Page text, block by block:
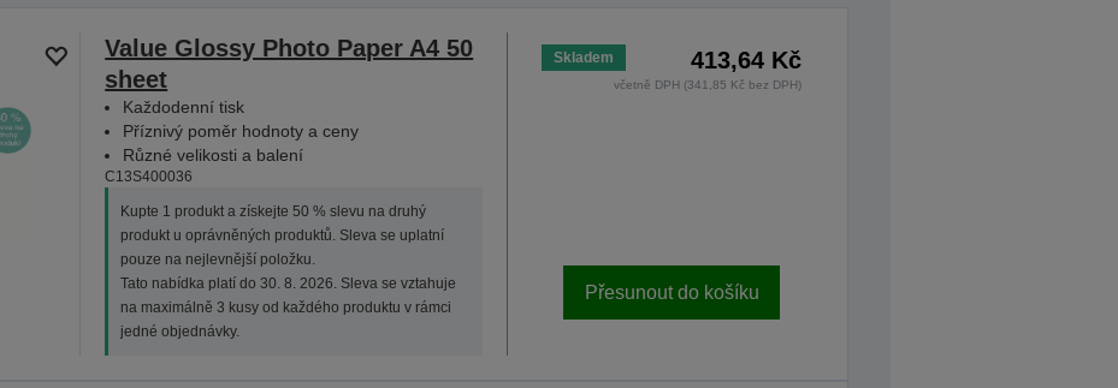
Value Glossy Photo Paper A4 50
sheet
Každodenní tisk
Příznivý poměr hodnoty a ceny
Různé velikosti a balení
C13S400036
Kupte 1 produkt a získejte 50 % slevu na druhý
produkt u oprávněných produktů. Sleva se uplatní
pouze na nejlevnější položku.
Tato nabídka platí do 30. 8. 2026. Sleva se vztahuje
na maximálně 3 kusy od každého produktu v rámci
jedné objednávky.
Skladem 413,64 Kč
včetně DPH (341,85 Kč bez DPH)
Přesunout do košíku